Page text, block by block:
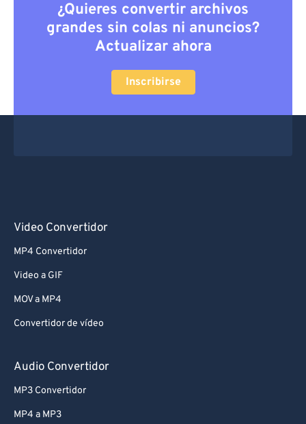
¿Quieres convertir archivos
grandes sin colas ni anuncios?
Actualizar ahora
Inscribirse
Video Convertidor
MP4 Convertidor
Video a GIF
MOV a MP4
Convertidor de vídeo
Audio Convertidor
MP3 Convertidor
MP4 a MP3